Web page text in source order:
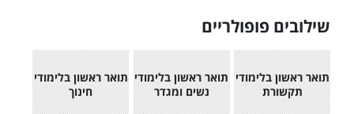
שילובים פופולריים
תואר ראשון בלימודי
תקשורת
תואר ראשון בלימודי
נשים ומגדר
תואר ראשון בלימודי
חינוך